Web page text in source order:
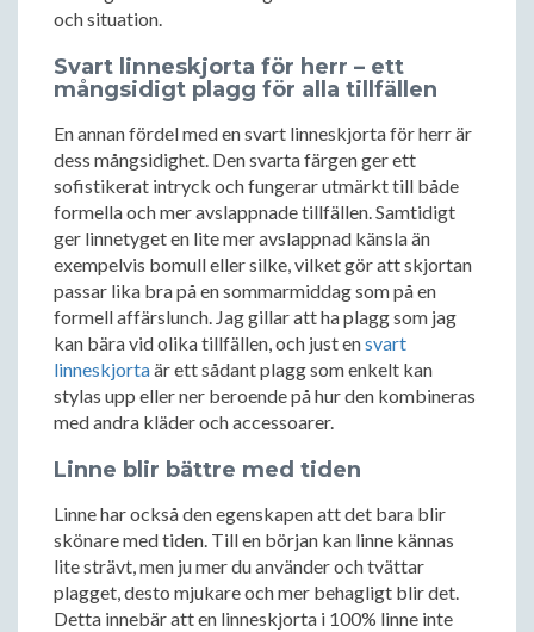
och situation.
Svart linneskjorta för herr – ett
mångsidigt plagg för alla tillfällen
En annan fördel med en svart linneskjorta för herr är
dess mångsidighet. Den svarta färgen ger ett
sofistikerat intryck och fungerar utmärkt till både
formella och mer avslappnade tillfällen. Samtidigt
ger linnetyget en lite mer avslappnad känsla än
exempelvis bomull eller silke, vilket gör att skjortan
passar lika bra på en sommarmiddag som på en
formell affärslunch. Jag gillar att ha plagg som jag
kan bära vid olika tillfällen, och just ensvart
linneskjortaär ett sådant plagg som enkelt kan
stylas upp eller ner beroende på hur den kombineras
med andra kläder och accessoarer.
Linne blir bättre med tiden
Linne har också den egenskapen att det bara blir
skönare med tiden. Till en början kan linne kännas
lite strävt, men ju mer du använder och tvättar
plagget, desto mjukare och mer behagligt blir det.
Detta innebär att en linneskjorta i 100% linne inte